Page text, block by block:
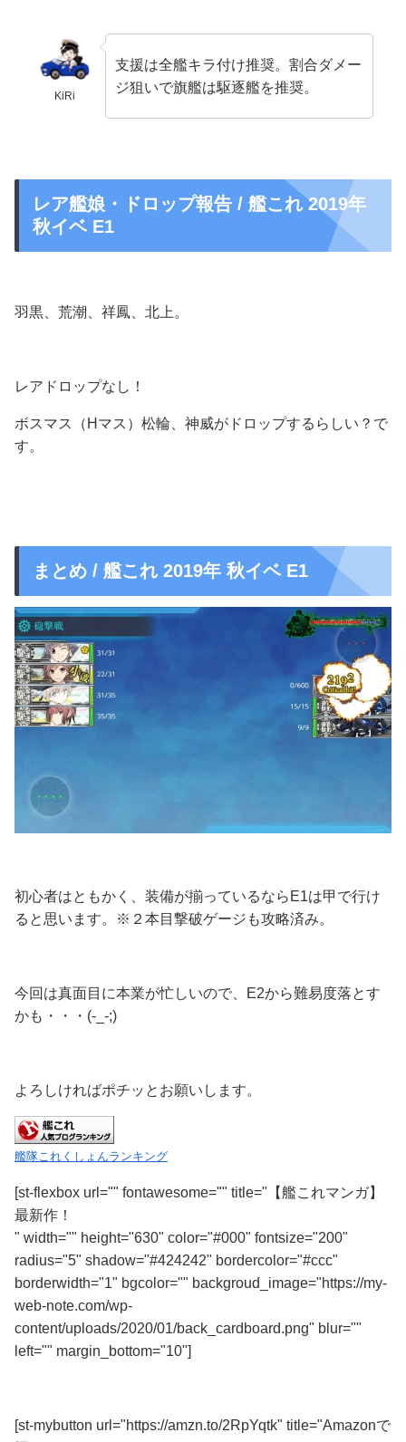
KiRi
支援は全艦キラ付け推奨。割合ダメー
ジ狙いで旗艦は駆逐艦を推奨。
レア艦娘・ドロップ報告 / 艦これ 2019年
秋イベ E1
羽黒、荒潮、祥鳳、北上。
レアドロップなし！
ボスマス（Hマス）松輪、神威がドロップするらしい？で
す。
まとめ / 艦これ 2019年 秋イベ E1
初心者はともかく、装備が揃っているならE1は甲で行け
ると思います。※２本目撃破ゲージも攻略済み。
今回は真面目に本業が忙しいので、E2から難易度落とす
かも・・・(-_-;)
よろしければポチッとお願いします。
艦隊これくしょんランキング
[st-flexbox url="" fontawesome="" title="【艦これマンガ】
最新作！
" width="" height="630" color="#000" fontsize="200"
radius="5" shadow="#424242" bordercolor="#ccc"
borderwidth="1" bgcolor="" backgroud_image="https://my-
web-note.com/wp-
content/uploads/2020/01/back_cardboard.png" blur=""
left="" margin_bottom="10"]
[st-mybutton url="https://amzn.to/2RpYqtk" title="Amazonで